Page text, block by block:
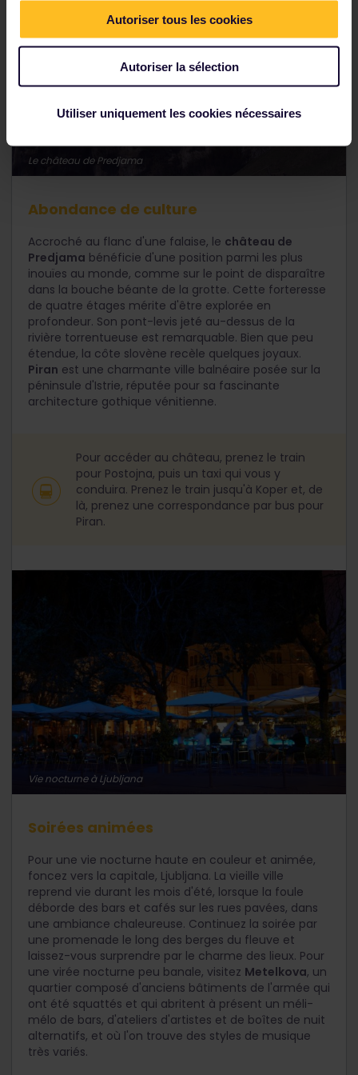
Autoriser tous les cookies
Autoriser la sélection
Utiliser uniquement les cookies nécessaires
Le château de Predjama
Abondance de culture
Accroché au flanc d'une falaise, le château de
Predjama bénéficie d'une position parmi les plus
inouïes au monde, comme sur le point de disparaître
dans la bouche béante de la grotte. Cette forteresse
de quatre étages mérite d'être explorée en
profondeur. Son pont-levis jeté au-dessus de la
rivière torrentueuse est remarquable. Bien que peu
étendue, la côte slovène recèle quelques joyaux.
Piran est une charmante ville balnéaire posée sur la
péninsule d'Istrie, réputée pour sa fascinante
architecture gothique vénitienne.
Pour accéder au château, prenez le train
pour Postojna, puis un taxi qui vous y
conduira. Prenez le train jusqu'à Koper et, de
là, prenez une correspondance par bus pour
Piran.
Vie nocturne à Ljubljana
Soirées animées
Pour une vie nocturne haute en couleur et animée,
foncez vers la capitale, Ljubljana. La vieille ville
reprend vie durant les mois d'été, lorsque la foule
déborde des bars et cafés sur les rues pavées, dans
une ambiance chaleureuse. Continuez la soirée par
une promenade le long des berges du fleuve et
laissez-vous surprendre par le charme des lieux. Pour
une virée nocturne peu banale, visitez Metelkova, un
quartier composé d'anciens bâtiments de l'armée qui
ont été squattés et qui abritent à présent un méli-
mélo de bars, d'ateliers d'artistes et de boîtes de nuit
alternatifs, et où l'on trouve des styles de musique
très variés.